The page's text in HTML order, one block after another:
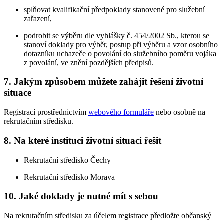
splňovat kvalifikační předpoklady stanovené pro služební
zařazení,
podrobit se výběru dle vyhlášky č. 454/2002 Sb., kterou se
stanoví doklady pro výběr, postup při výběru a vzor osobního
dotazníku uchazeče o povolání do služebního poměru vojáka
z povolání, ve znění pozdějších předpisů.
7. Jakým způsobem můžete zahájit řešení životní
situace
Registrací prostřednictvím webového formuláře nebo osobně na
rekrutačním středisku.
8. Na které instituci životní situaci řešit
Rekrutační středisko Čechy
Rekrutační středisko Morava
10. Jaké doklady je nutné mít s sebou
Na rekrutačním středisku za účelem registrace předložte občanský